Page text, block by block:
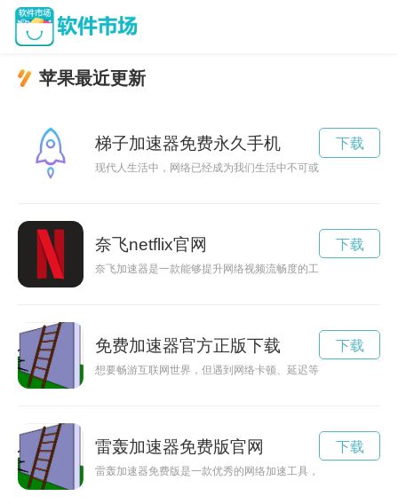
苹果最近更新
梯子加速器免费永久手机
现代人生活中，网络已经成为我们生活中不可或缺的一部分。
下载
奈飞netflix官网
奈飞加速器是一款能够提升网络视频流畅度的工具，用户可以
下载
免费加速器官方正版下载
想要畅游互联网世界，但遇到网络卡顿、延迟等问题？不妨试
下载
雷轰加速器免费版官网
雷轰加速器免费版是一款优秀的网络加速工具，可帮助用户快
下载